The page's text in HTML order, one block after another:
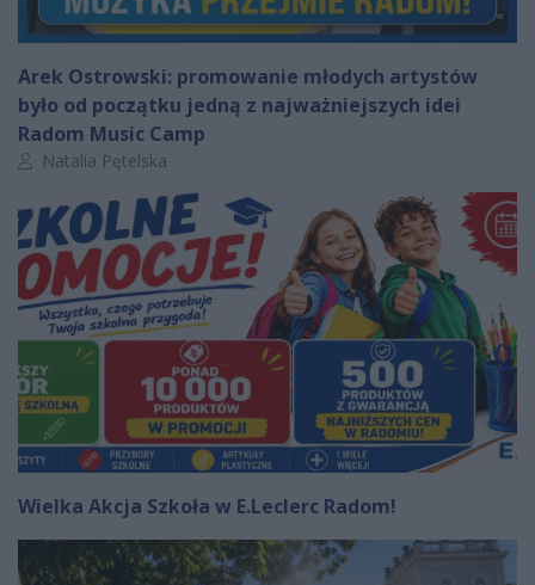
Arek Ostrowski: promowanie młodych artystów
było od początku jedną z najważniejszych idei
Radom Music Camp
Autor artykułu:
Natalia Pętelska
Wielka Akcja Szkoła w E.Leclerc Radom!